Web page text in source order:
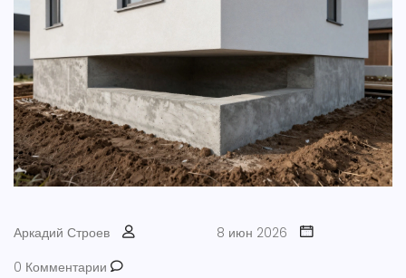
Аркадий Строев
8 июн 2026
0 Комментарии